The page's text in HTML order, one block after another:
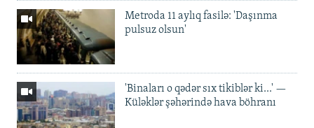
Metroda 11 aylıq fasilə: 'Daşınma
pulsuz olsun'
'Binaları o qədər sıx tikiblər ki...' —
Küləklər şəhərində hava böhranı